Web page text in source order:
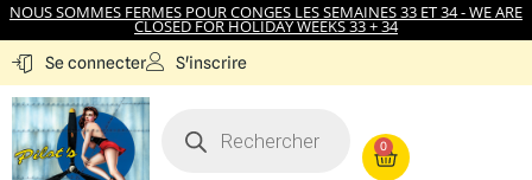
NOUS SOMMES FERMES POUR CONGES LES SEMAINES 33 ET 34 - WE ARE
CLOSED FOR HOLIDAY WEEKS 33 + 34
Se connecter S'inscrire
0